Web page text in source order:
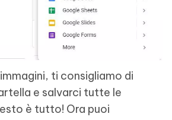
ti consigliamo di
e salvarci tutte le
è tutto! Ora puoi